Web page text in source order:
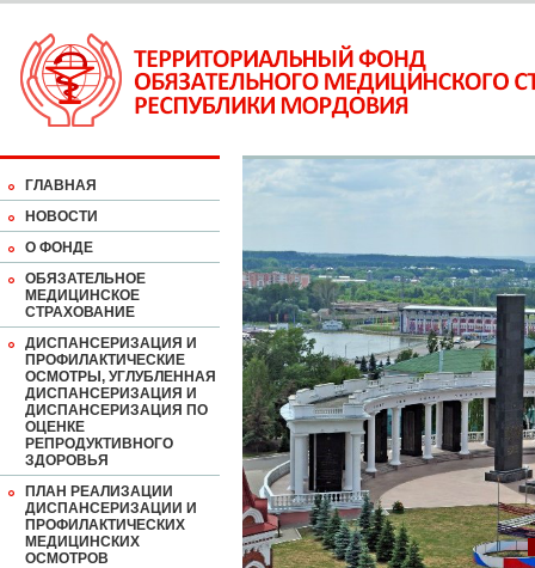
ГЛАВНАЯ
НОВОСТИ
О ФОНДЕ
ОБЯЗАТЕЛЬНОЕ
МЕДИЦИНСКОЕ
СТРАХОВАНИЕ
ДИСПАНСЕРИЗАЦИЯ И
ПРОФИЛАКТИЧЕСКИЕ
ОСМОТРЫ, УГЛУБЛЕННАЯ
ДИСПАНСЕРИЗАЦИЯ И
ДИСПАНСЕРИЗАЦИЯ ПО
ОЦЕНКЕ
РЕПРОДУКТИВНОГО
ЗДОРОВЬЯ
ПЛАН РЕАЛИЗАЦИИ
ДИСПАНСЕРИЗАЦИИ И
ПРОФИЛАКТИЧЕСКИХ
МЕДИЦИНСКИХ
ОСМОТРОВ